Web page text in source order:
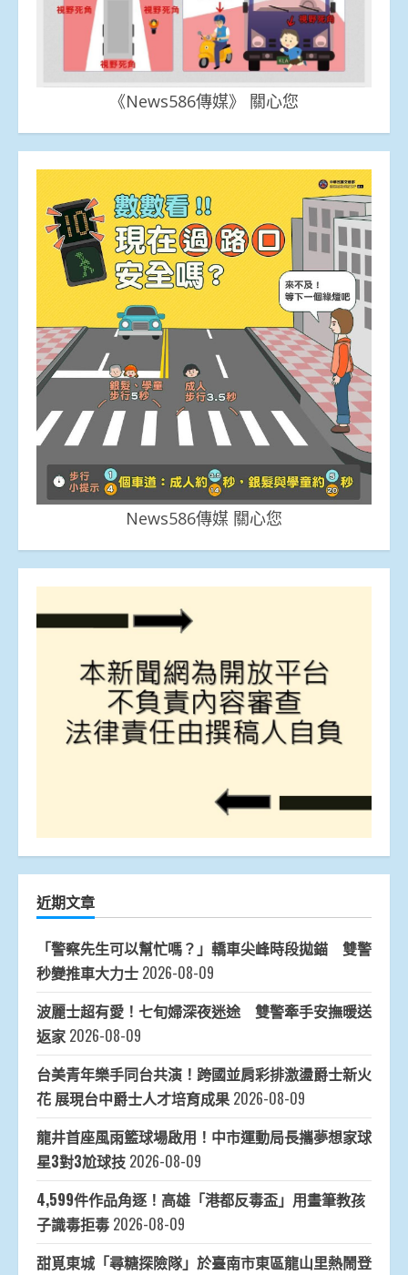
《News586傳媒》 關心您
News586傳媒 關心您
近期文章
「警察先生可以幫忙嗎？」轎車尖峰時段拋錨 雙警
秒變推車大力士 2026-08-09
波麗士超有愛！七旬婦深夜迷途 雙警牽手安撫暖送
返家 2026-08-09
台美青年樂手同台共演！跨國並肩彩排激盪爵士新火
花 展現台中爵士人才培育成果 2026-08-09
龍井首座風雨籃球場啟用！中市運動局長攜夢想家球
星3對3尬球技 2026-08-09
4,599件作品角逐！高雄「港都反毒盃」用畫筆教孩
子識毒拒毒 2026-08-09
甜覓東城「尋糖探險隊」於臺南市東區龍山里熱鬧登